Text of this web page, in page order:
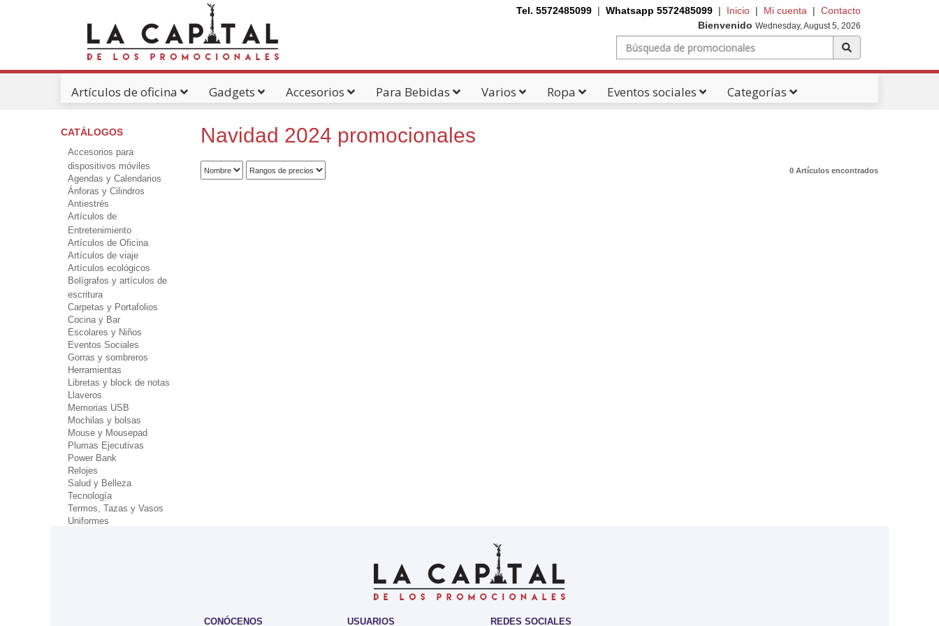
Tel. 5572485099 | Whatsapp 5572485099 | Inicio | Mi cuenta | Contacto
Bienvenido Wednesday, August 5, 2026
Artículos de oficina Gadgets Accesorios Para Bebidas Varios Ropa Eventos sociales Categorías
Catálogos Pdf's
CATÁLOGOS
Accesorios para
dispositivos móviles
Agendas y Calendarios
Ánforas y Cilindros
Antiestrés
Artículos de
Entretenimiento
Artículos de Oficina
Artículos de viaje
Artículos ecológicos
Bolígrafos y artículos de
escritura
Carpetas y Portafolios
Cocina y Bar
Escolares y Niños
Eventos Sociales
Gorras y sombreros
Herramientas
Libretas y block de notas
Llaveros
Memorias USB
Mochilas y bolsas
Mouse y Mousepad
Plumas Ejecutivas
Power Bank
Relojes
Salud y Belleza
Tecnología
Termos, Tazas y Vasos
Uniformes
Navidad 2024 promocionales
0 Artículos encontrados
CONÓCENOS USUARIOS REDES SOCIALES